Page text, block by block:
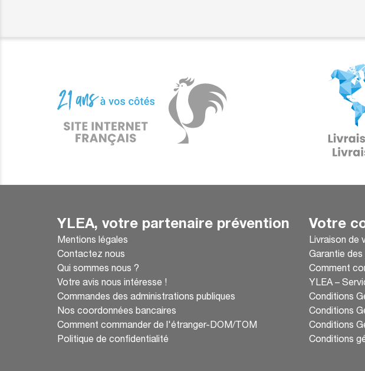
YLEA, votre partenaire prévention
Mentions légales
Contactez nous
Qui sommes nous ?
Votre avis nous intéresse !
Commandes des administrations publiques
Nos coordonnées bancaires
Comment commander de l'étranger-DOM/TOM
Politique de confidentialité
Votre
Livraison de
Garantie des
Comment
YLEA –
Conditions
Conditions
Conditions
Conditions